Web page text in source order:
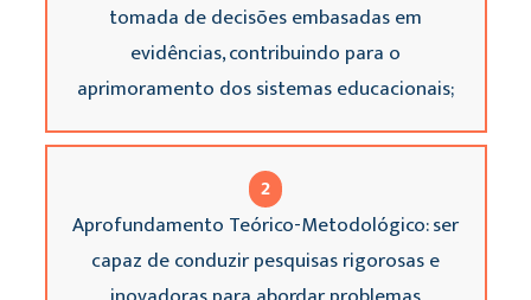
tomada de decisões embasadas em
evidências, contribuindo para o
aprimoramento dos sistemas educacionais;
2
Aprofundamento Teórico-Metodológico: ser
capaz de conduzir pesquisas rigorosas e